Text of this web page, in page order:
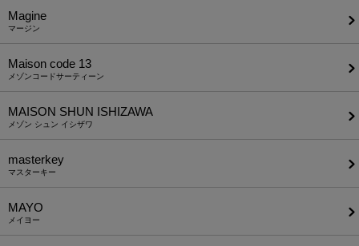
Magine
マージン
Maison code 13
メゾンコードサーティーン
MAISON SHUN ISHIZAWA
メゾン シュン イシザワ
masterkey
マスターキー
MAYO
メイヨー